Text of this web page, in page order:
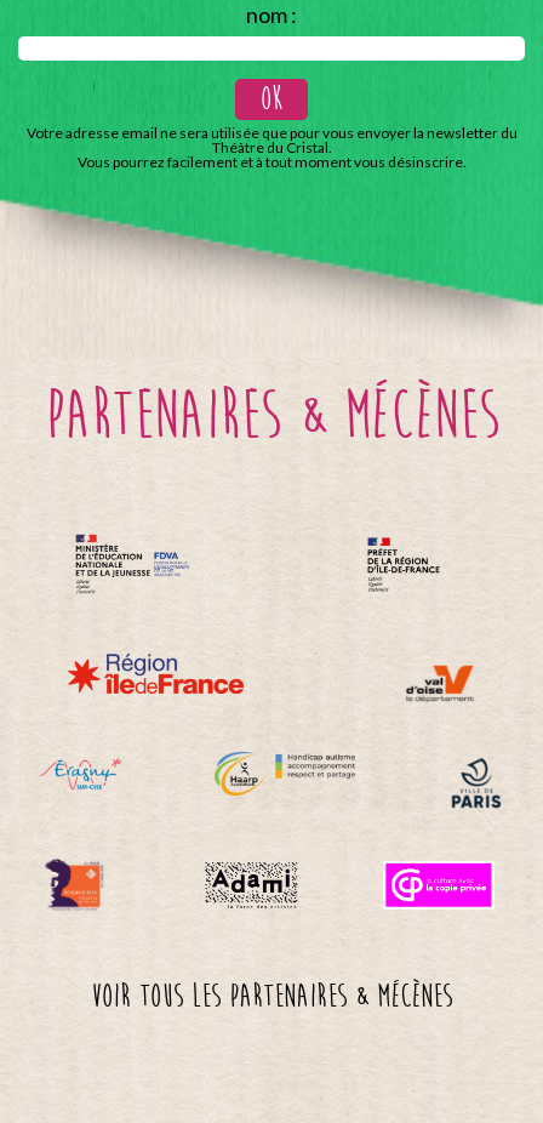
nom :
Votre adresse email ne sera utilisée que pour vous envoyer la newsletter du
Théâtre du Cristal.
Vous pourrez facilement et à tout moment vous désinscrire.
partenaires & mécènes
Voir tous les partenaires & mécènes